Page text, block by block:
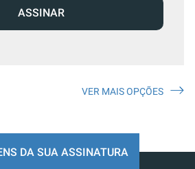
ASSINAR
VER MAIS OPÇÕES
DA SUA ASSINATURA